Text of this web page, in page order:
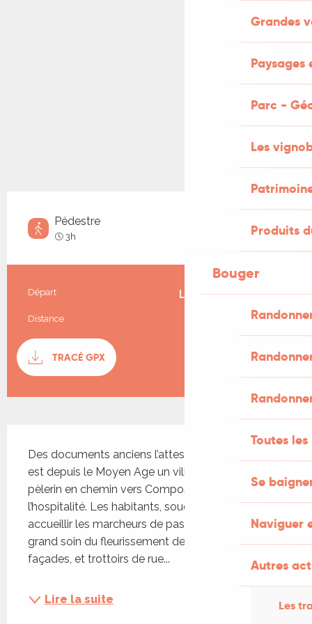
Grandes
Paysages
Parc -
Les
Produits
Bouger
Toutes
Se
Naviguer
Autres
Les
Pédestre
3h Moyen
Informations pratiques
Départ Lendou-en-Quercy
Distance 11.0 km
Documentation
TRACÉ GPX
Des documents anciens l’attestent, Lascabanes
est depuis le Moyen Age un village étape où le
pèlerin en chemin vers Compostelle trouve
l’hospitalité. Les habitants, soucieux de bien
accueillir les marcheurs de passage, prennent
grand soin du fleurissement des fenêtres,
façades, et trottoirs de rue...
Lire la suite